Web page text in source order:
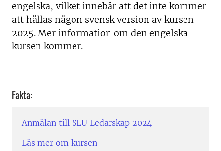
engelska, vilket innebär att det inte kommer
att hållas någon svensk version av kursen
2025. Mer information om den engelska
kursen kommer.
Fakta:
Anmälan till SLU Ledarskap 2024
Läs mer om kursen